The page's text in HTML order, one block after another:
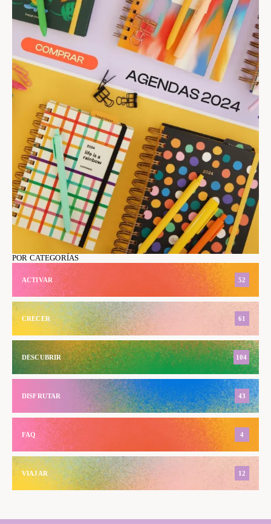
POR CATEGORÍAS
ACTIVAR 52
CRECER 61
DESCUBRIR 104
DISFRUTAR 43
FAQ 4
VIAJAR 12